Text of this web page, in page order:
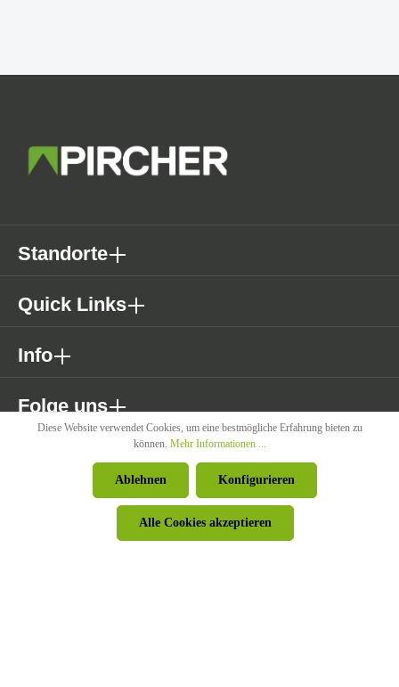
Folge uns
Standorte
Quick Links
Info
© Pircher Oberland GmbH - Powered by426 - Your Digital Upgrade
nicht anders angegeben.
Diese Website verwendet Cookies, um eine bestmögliche Erfahrung bieten zu
können. Mehr Informationen ...
Ablehnen Konfigurieren
Alle Cookies akzeptieren